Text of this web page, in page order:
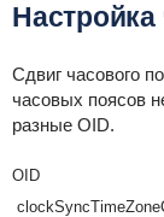
Настройка
Сдвиг часового
часовых поясов
разные OID.
OID